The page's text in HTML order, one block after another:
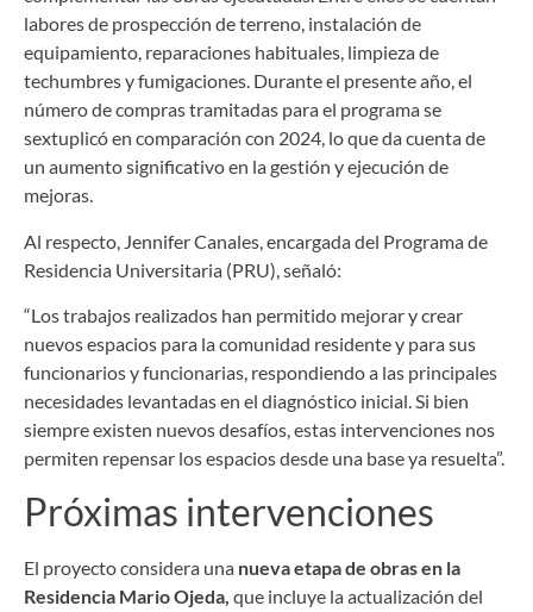
labores de prospección de terreno, instalación de
equipamiento, reparaciones habituales, limpieza de
techumbres y fumigaciones. Durante el presente año, el
número de compras tramitadas para el programa se
sextuplicó en comparación con 2024, lo que da cuenta de
un aumento significativo en la gestión y ejecución de
mejoras.
Al respecto, Jennifer Canales, encargada del Programa de
Residencia Universitaria (PRU), señaló:
“Los trabajos realizados han permitido mejorar y crear
nuevos espacios para la comunidad residente y para sus
funcionarios y funcionarias, respondiendo a las principales
necesidades levantadas en el diagnóstico inicial. Si bien
siempre existen nuevos desafíos, estas intervenciones nos
permiten repensar los espacios desde una base ya resuelta”.
Próximas intervenciones
El proyecto considera una nueva etapa de obras en la
Residencia Mario Ojeda, que incluye la actualización del